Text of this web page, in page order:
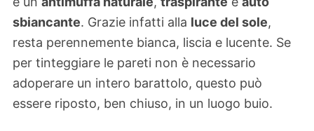
sbiancante. Grazie infatti alla luce del sole,
resta perennemente bianca, liscia e lucente. Se
per tinteggiare le pareti non è necessario
adoperare un intero barattolo, questo può
essere riposto, ben chiuso, in un luogo buio.